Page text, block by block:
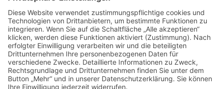
Spezialisten für:
Fernverkehr Transport Europa
Nahverkehr Transport Rhein-Main
UK-Transporte